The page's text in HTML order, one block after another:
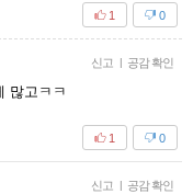
0
1
신고 | 공감 확인
많고ㅋㅋ
0
1
신고 | 공감 확인